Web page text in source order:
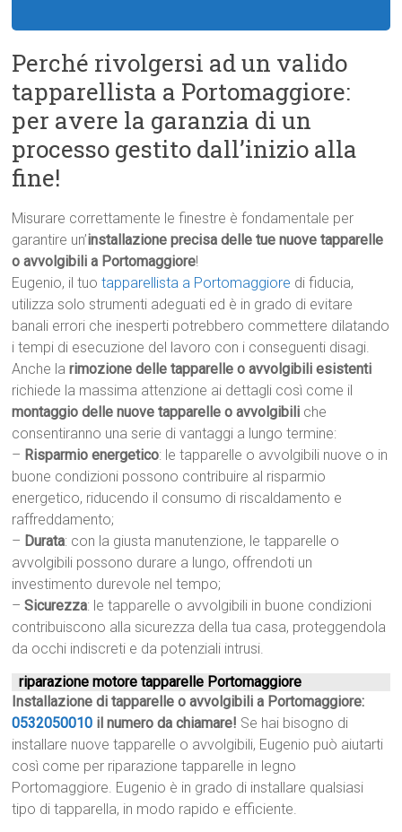
Perché rivolgersi ad un valido
tapparellista a Portomaggiore:
per avere la garanzia di un
processo gestito dall’inizio alla
fine!
Misurare correttamente le finestre è fondamentale per
garantire un’installazione precisa delle tue nuove tapparelle
o avvolgibili a Portomaggiore!
Eugenio, il tuotapparellista a Portomaggiore di fiducia,
utilizza solo strumenti adeguati ed è in grado di evitare
banali errori che inesperti potrebbero commettere dilatando
i tempi di esecuzione del lavoro con i conseguenti disagi.
Anche larimozione delle tapparelle o avvolgibili esistenti
richiede la massima attenzione ai dettagli così come il
montaggio delle nuove tapparelle o avvolgibili che
consentiranno una serie di vantaggi a lungo termine:
– Risparmio energetico: le tapparelle o avvolgibili nuove o in
buone condizioni possono contribuire al risparmio
energetico, riducendo il consumo di riscaldamento e
raffreddamento;
– Durata: con la giusta manutenzione, le tapparelle o
avvolgibili possono durare a lungo, offrendoti un
investimento durevole nel tempo;
–Sicurezza: le tapparelle o avvolgibili in buone condizioni
contribuiscono alla sicurezza della tua casa, proteggendola
da occhi indiscreti e da potenziali intrusi.
riparazione motore tapparelle Portomaggiore
Installazione di tapparelle o avvolgibili a Portomaggiore:
0532050010 il numero da chiamare! Se hai bisogno di
installare nuove tapparelle o avvolgibili, Eugenio può aiutarti
così come per riparazione tapparelle in legno
Portomaggiore. Eugenio è in grado di installare qualsiasi
tipo di tapparella, in modo rapido e efficiente.